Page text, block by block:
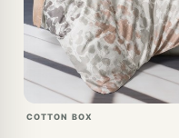
COTTON BOX